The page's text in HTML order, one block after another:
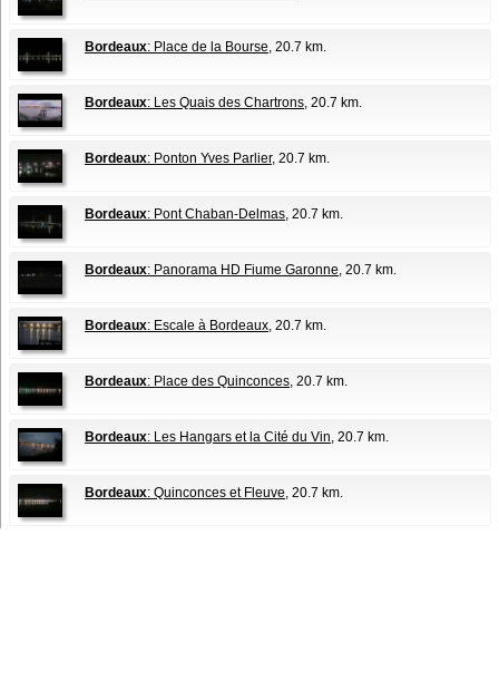
Bordeaux: Place de la Bourse, 20.7 km.
Bordeaux: Les Quais des Chartrons, 20.7 km.
Bordeaux: Ponton Yves Parlier, 20.7 km.
Bordeaux: Pont Chaban-Delmas, 20.7 km.
Bordeaux: Panorama HD Fiume Garonne, 20.7 km.
Bordeaux: Escale à Bordeaux, 20.7 km.
Bordeaux: Place des Quinconces, 20.7 km.
Bordeaux: Les Hangars et la Cité du Vin, 20.7 km.
Bordeaux: Quinconces et Fleuve, 20.7 km.